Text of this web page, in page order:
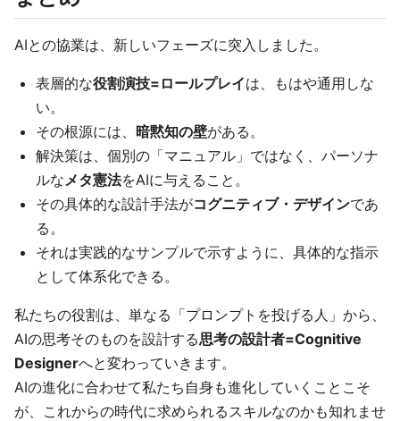
AIとの協業は、新しいフェーズに突入しました。
表層的な役割演技=ロールプレイは、もはや通用しな
い。
その根源には、 暗黙知の壁がある。
解決策は、個別の「マニュアル」ではなく、パーソナ
ルなメタ憲法をAIに与えること。
その具体的な設計手法がコグニティブ・デザインであ
る。
それは実践的なサンプルで示すように、具体的な指示
として体系化できる。
私たちの役割は、単なる「プロンプトを投げる人」から、
AIの思考そのものを設計する思考の設計者=Cognitive
Designerへと変わっていきます。
AIの進化に合わせて私たち自身も進化していくことこそ
が、これからの時代に求められるスキルなのかも知れませ